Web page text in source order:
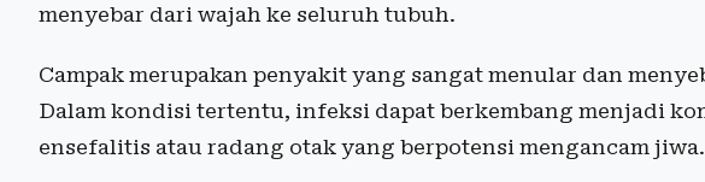
menyebar dari wajah ke seluruh tubuh.
Campak merupakan penyakit yang sangat menular dan
Dalam kondisi tertentu, infeksi dapat berkembang menjadi
ensefalitis atau radang otak yang berpotensi mengancam jiwa.